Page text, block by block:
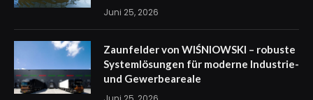
Juni 25, 2026
Zaunfelder von WIŚNIOWSKI – robuste
Systemlösungen für moderne Industrie-
und Gewerbeareale